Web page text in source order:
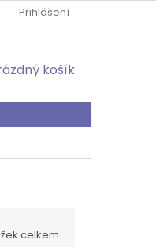
O MNĚ
Přihlášení
košík
celkem